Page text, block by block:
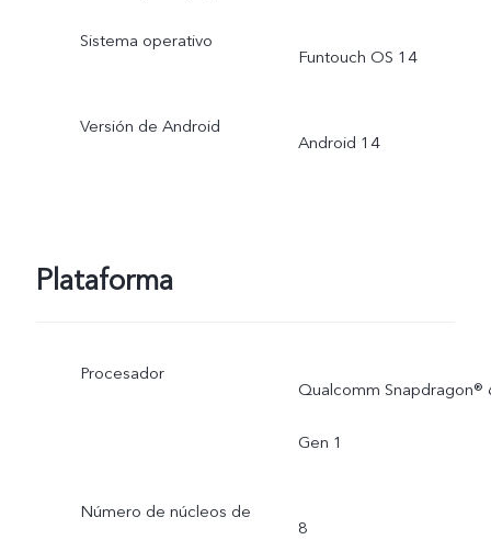
Sistema operativo
Funtouch OS 14
Versión de Android
Android 14
Plataforma
Procesador
Qualcomm Snapdragon®
Gen 1
Número de núcleos de
8